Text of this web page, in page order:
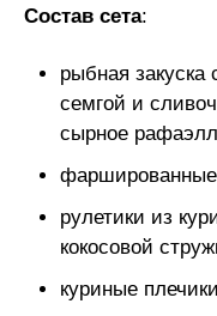
Состав сета:
рыбная закуска
семгой и
сырное
фаршированные
рулетики из
кокосовой
куриные